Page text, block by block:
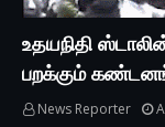
உதயநிதி
பறக்கும்
News Reporter